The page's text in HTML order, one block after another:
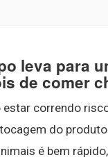
leva para
de comer
correndo
do
é bem